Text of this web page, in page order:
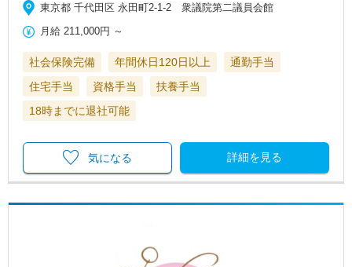
東京都 千代田区 永田町2-1-2 衆議院第二議員会館
月給 211,000円 ～
社会保険完備 年間休日120日以上
通勤手当
住宅手当
資格手当
扶養手当
18時までに退社可能
詳細を見る
気になる